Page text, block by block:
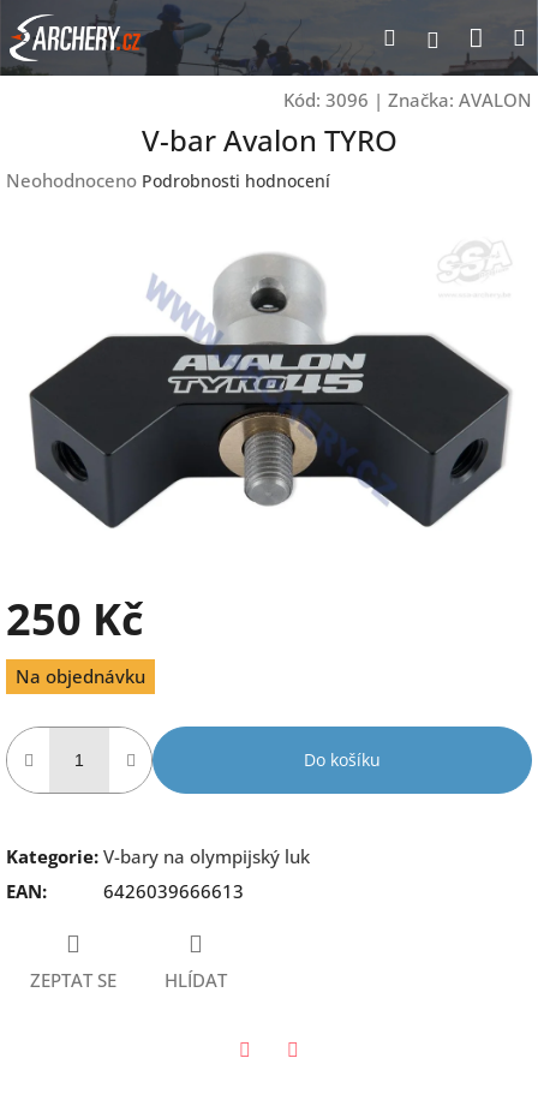
Přejít
na
obsah
Hledat
Kód: 3096 | Značka: AVALON
V-bar Avalon TYRO
Průměrné
hvězdiček.
Neohodnoceno Podrobnosti hodnocení
250 Kč
Měrná
cena:
Na objednávku
Do košíku
Kategorie: V-bary na olympijský luk
EAN: 6426039666613
ZEPTAT SE HLÍDAT